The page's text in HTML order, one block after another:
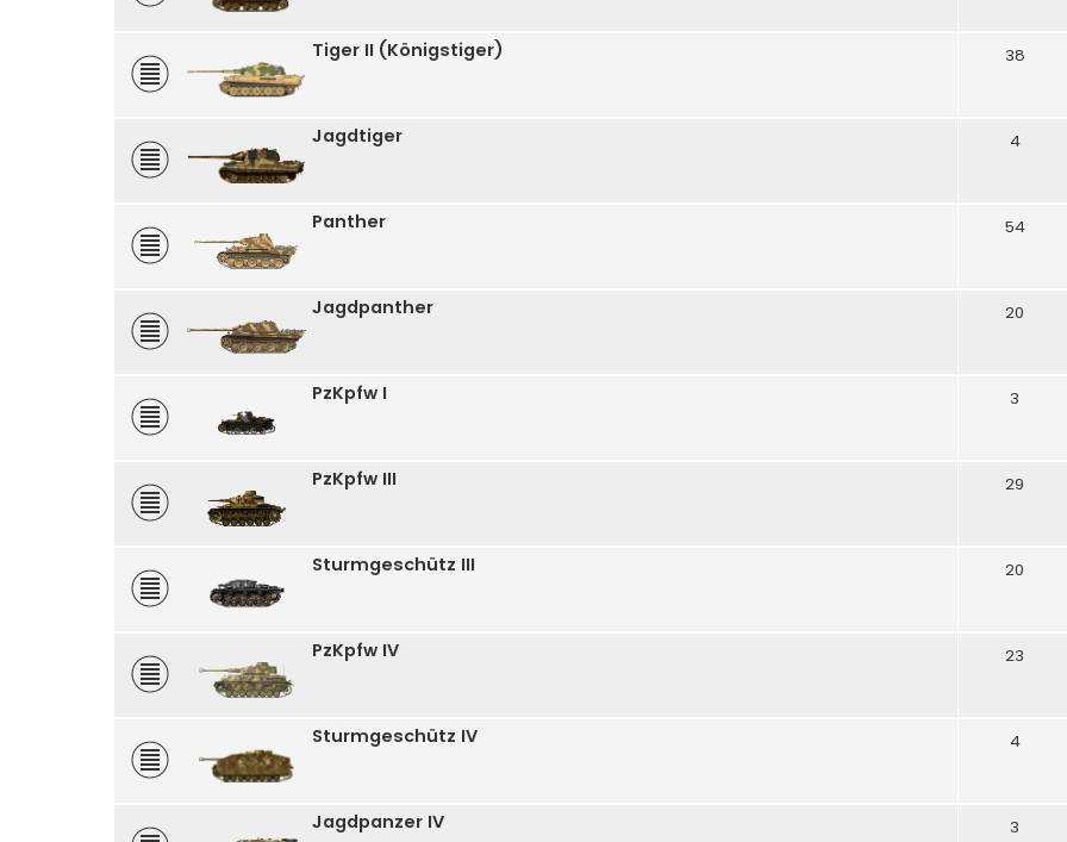
Tiger II (Königstiger) 38
Jagdtiger 4
Panther 54
Jagdpanther 20
PzKpfw I 3
PzKpfw III 29
Sturmgeschütz III 20
PzKpfw IV 23
Sturmgeschütz IV 4
Jagdpanzer IV 3